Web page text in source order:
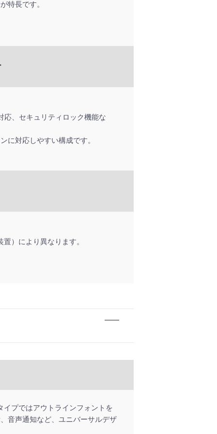
特長です。
応、セキュリティロック機能な
に対応しやすい構成です。
）により異なります。
プではアウトラインフォントを
音声通知など、ユニバーサルデザ